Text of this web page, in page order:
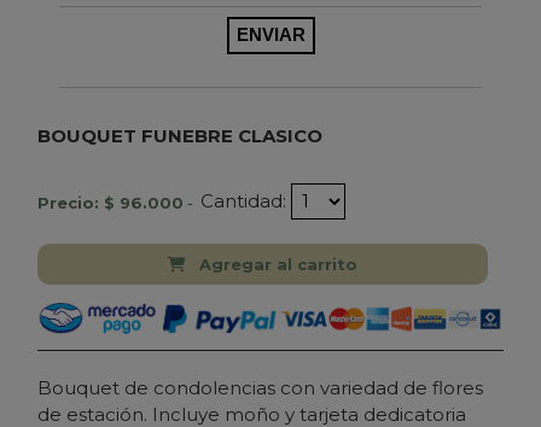
BOUQUET FUNEBRE CLASICO
Precio: $ 96.000 - Cantidad:
Agregar al carrito
Bouquet de condolencias con variedad de flores
de estación. Incluye moño y tarjeta dedicatoria